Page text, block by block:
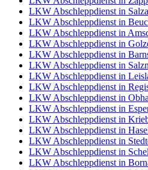
LKW Abschleppdienst in
LKW Abschleppdienst in
LKW Abschleppdienst in
LKW Abschleppdienst in
LKW Abschleppdienst in
LKW Abschleppdienst in
LKW Abschleppdienst in
LKW Abschleppdienst in
LKW Abschleppdienst in
LKW Abschleppdienst in
LKW Abschleppdienst in
LKW Abschleppdienst in
LKW Abschleppdienst in
LKW Abschleppdienst in
LKW Abschleppdienst in